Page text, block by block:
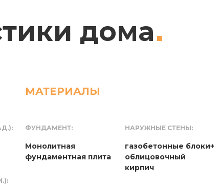
дома
МАТЕРИАЛЫ
ФУНДАМЕНТ:
Монолитная
фундаментная плита
НАРУЖНЫЕ СТЕНЫ:
газобетонные блоки+
облицовочный
кирпич